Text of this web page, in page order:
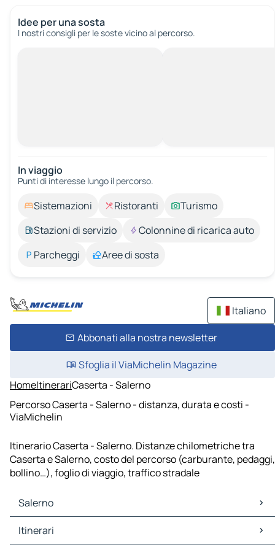
Idee per una sosta
I nostri consigli per le soste vicino al percorso.
In viaggio
Punti di interesse lungo il percorso.
Sistemazioni Ristoranti
Turismo
Stazioni di servizio
Colonnine di ricarica auto
Parcheggi
Aree di sosta
Italiano
Abbonati alla nostra newsletter
Sfoglia il ViaMichelin Magazine
HomeItinerariCaserta - Salerno
Percorso Caserta - Salerno - distanza, durata e costi -
ViaMichelin
Itinerario Caserta - Salerno. Distanze chilometriche tra
Caserta e Salerno, costo del percorso (carburante, pedaggi,
bollino…), foglio di viaggio, traffico stradale
Salerno
Salerno Mappe Piantine
Salerno Traffico
Itinerari